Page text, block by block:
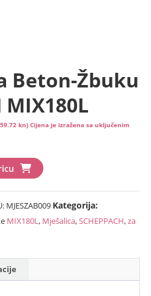
Beton-Žbuku
MIX180L
kn)Trenutna
€499.00
(3,759.72
kn).
Cijena je izražena sa uključenim
MJESZAB009 Kategorija:
MIX180L, Mješalica,SCHEPPACH,za